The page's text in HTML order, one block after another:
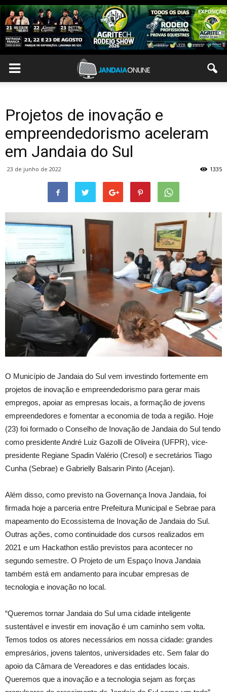
Projetos de inovação e
empreendedorismo aceleram
em Jandaia do Sul
23 de junho de 2022 1335
O Município de Jandaia do Sul vem investindo fortemente em
projetos de inovação e empreendedorismo para gerar mais
empregos, apoiar as empresas locais, a formação de jovens
empreendedores e fomentar a economia de toda a região. Hoje
(23) foi formado o Conselho de Inovação de Jandaia do Sul tendo
como presidente André Luiz Gazolli de Oliveira (UFPR), vice-
presidente Regiane Spadin Valério (Cresol) e secretários Tiago
Cunha (Sebrae) e Gabrielly Balsarin Pinto (Acejan).
Além disso, como previsto na Governança Inova Jandaia, foi
firmada hoje a parceria entre Prefeitura Municipal e Sebrae para
mapeamento do Ecossistema de Inovação de Jandaia do Sul.
Outras ações, como continuidade dos cursos realizados em
2021 e um Hackathon estão previstos para acontecer no
segundo semestre. O Projeto de um Espaço Inova Jandaia
também está em andamento para incubar empresas de
tecnologia e inovação no local.
“Queremos tornar Jandaia do Sul uma cidade inteligente
sustentável e investir em inovação é um caminho sem volta.
Temos todos os atores necessários em nossa cidade: grandes
empresários, jovens talentos, universidades etc. Sem falar do
apoio da Câmara de Vereadores e das entidades locais.
Queremos que a inovação e a tecnologia sejam as forças